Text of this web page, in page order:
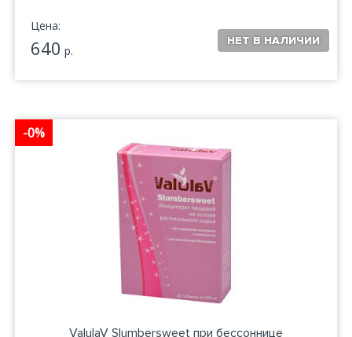
Цена:
640 р.
-0%
ValulaV Slumbersweet при бессоннице